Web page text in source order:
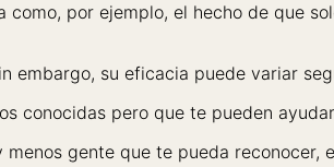
por ejemplo, el hecho de que
embargo, su eficacia puede variar
conocidas pero que te pueden
gente que te pueda reconocer,